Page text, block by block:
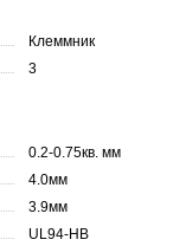
Клеммник
3
0.2-0.75кв. мм
4.0мм
3.9мм
UL94-HB